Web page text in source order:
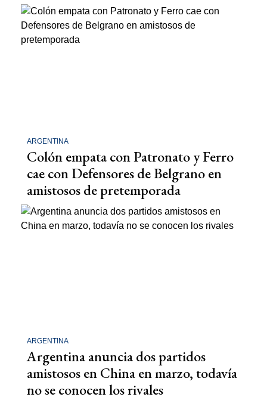
ARGENTINA
Colón empata con Patronato y Ferro
cae con Defensores de Belgrano en
amistosos de pretemporada
ARGENTINA
Argentina anuncia dos partidos
amistosos en China en marzo, todavía
no se conocen los rivales